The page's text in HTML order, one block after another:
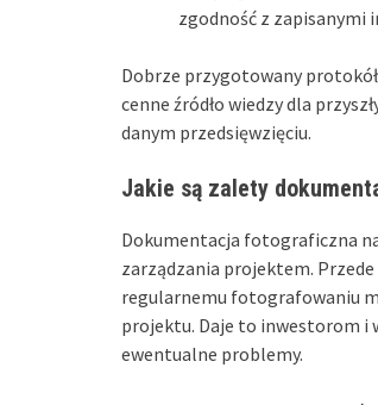
zgodność z zapisanymi
Dobrze przygotowany
cenne źródło wiedzy dla
danym przedsięwzięciu.
Jakie są zalety
Dokumentacja fotograficzna
zarządzania projektem.
regularnemu fotografowaniu
projektu. Daje to inwestorom i
ewentualne problemy.